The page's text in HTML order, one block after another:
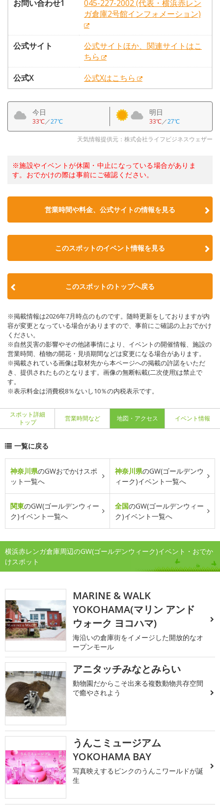
お問い合わせ1
045-227-2002 (代表・横浜赤レン
ガ倉庫2号館インフォメーション)
公式サイト
公式サイトほか、関連サイトはこ
ちら
公式X
公式Xはこちら
今日
33℃／27℃
明日
33℃／27℃
天気情報提供元：株式会社ライフビジネスウェザー
※施設やイベントが休園・中止になっている場合がありま
す。おでかけの際は事前にご確認ください。
営業時間や料金、公式サイトの情報を見る
このスポットのイベント情報を見る
このスポットのトップへ戻る
※掲載情報は2026年7月時点のものです。随時更新をしておりますが内
容が変更となっている場合がありますので、事前にご確認の上おでかけ
ください。
※自然災害の影響やその他諸事情により、イベントの開催情報、施設の
営業時間、植物の開花・見頃期間などは変更になる場合があります。
※掲載されている画像は取材先から本ページへの掲載の許諾をいただ
き、提供されたものとなります。画像の無断転載(二次使用)は禁止で
す。
※表示料金は消費税8％ないし10％の内税表示です。
スポット詳細
トップ
営業時間など 地図・アクセス イベント情報
一覧に戻る
神奈川県のGWおでかけスポ
ット一覧へ
神奈川県のGW(ゴールデンウ
ィーク)イベント一覧へ
関東のGW(ゴールデンウィー
ク)イベント一覧へ
全国のGW(ゴールデンウィー
ク)イベント一覧へ
横浜赤レンガ倉庫周辺のGW(ゴールデンウィーク)イベント・おでか
けスポット
MARINE & WALK
YOKOHAMA(マリン アンド
ウォーク ヨコハマ)
海沿いの倉庫街をイメージした開放的なオ
ープンモール
アニタッチみなとみらい
動物園だからこそ出来る複数動物共存空間
で癒やされよう
うんこミュージアム
YOKOHAMA BAY
写真映えするピンクのうんこワールドが誕
生